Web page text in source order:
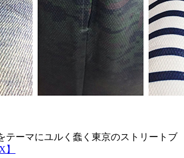
テーマにユルく蠢く東京のストリートブ
】